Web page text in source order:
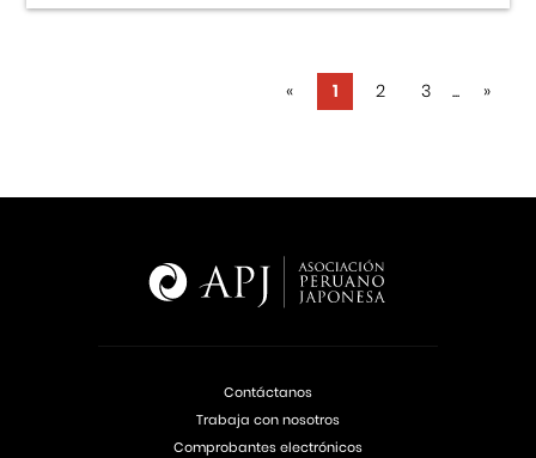
« 1 2 3 ... »
Contáctanos
Trabaja con nosotros
Comprobantes electrónicos